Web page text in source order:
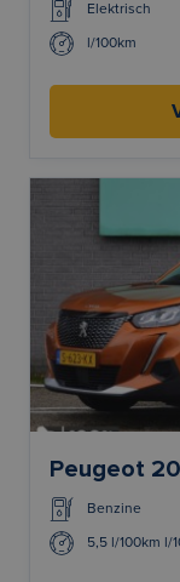
Elektrisch
l/100km
Peugeot
Benzine
5,5 l/100km l/